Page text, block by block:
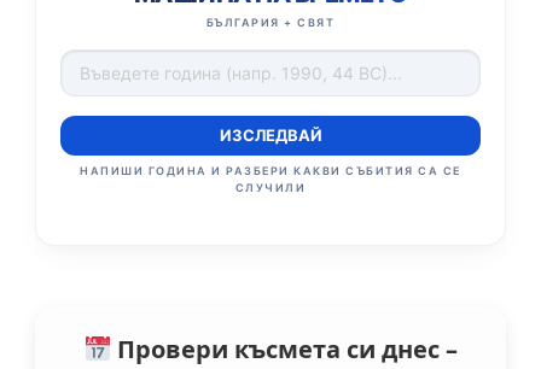
БЪЛГАРИЯ + СВЯТ
ИЗСЛЕДВАЙ
НАПИШИ ГОДИНА И РАЗБЕРИ КАКВИ СЪБИТИЯ СА СЕ
СЛУЧИЛИ
Провери късмета си днес –